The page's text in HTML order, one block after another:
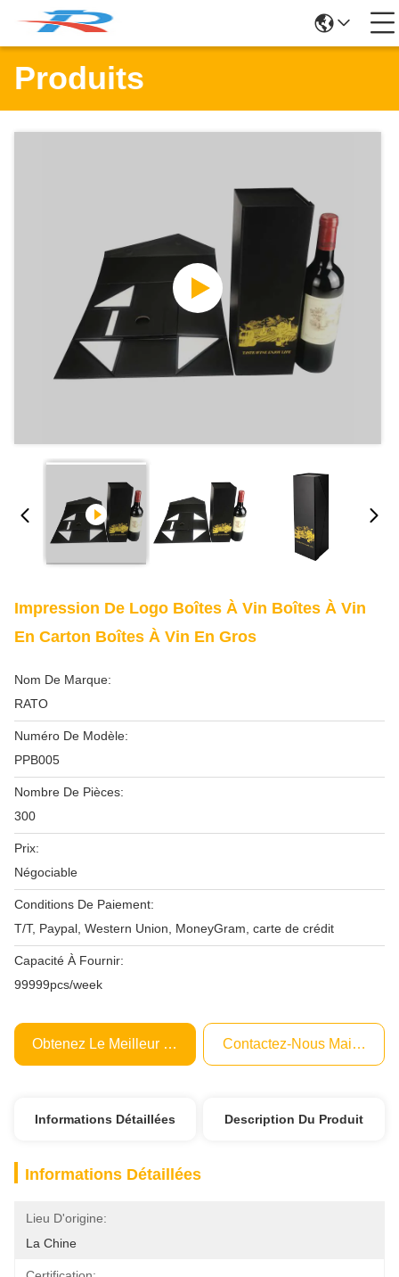
Produits
Impression De Logo Boîtes À Vin Boîtes À Vin
En Carton Boîtes À Vin En Gros
Nom De Marque:
RATO
Numéro De Modèle:
PPB005
Nombre De Pièces:
300
Prix:
Négociable
Conditions De Paiement:
T/T, Paypal, Western Union, MoneyGram, carte de crédit
Capacité À Fournir:
99999pcs/week
Obtenez Le Meilleur Prix Contactez-Nous Maintenant
Informations Détaillées Description Du Produit
Informations Détaillées
Lieu D'origine:
La Chine